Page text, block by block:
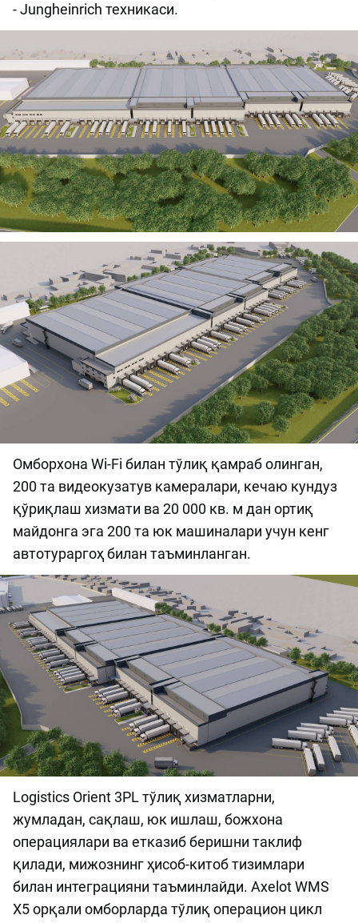
- Jungheinrich техникаси.
Омборхона Wi-Fi билан тўлиқ қамраб олинган,
200 та видеокузатув камералари, кечаю кундуз
қўриқлаш хизмати ва 20 000 кв. м дан ортиқ
майдонга эга 200 та юк машиналари учун кенг
автотураргоҳ билан таъминланган.
Logistics Orient 3PL тўлиқ хизматларни,
жумладан, сақлаш, юк ишлаш, божхона
операциялари ва етказиб беришни таклиф
қилади, мижознинг ҳисоб-китоб тизимлари
билан интеграцияни таъминлайди. Axelot WMS
X5 орқали омборларда тўлиқ операцион цикл